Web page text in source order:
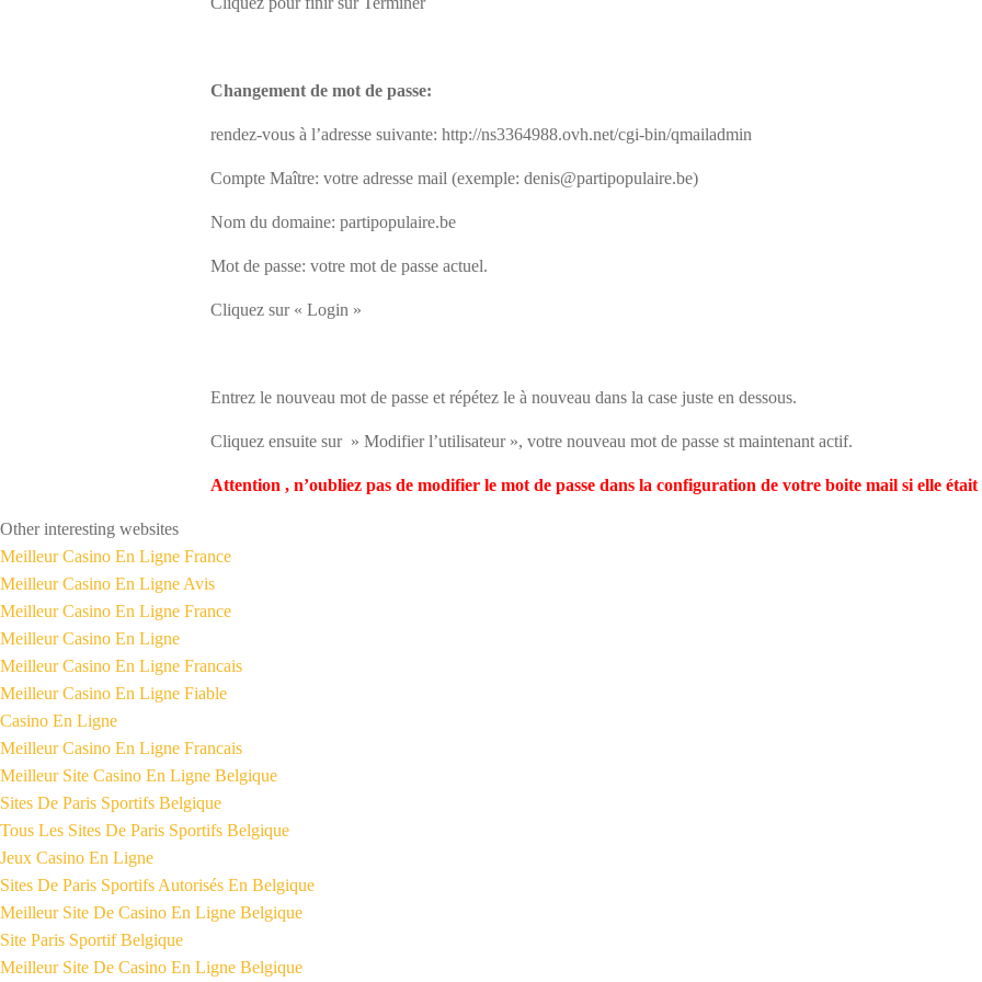
Changement de mot de passe:
rendez-vous à l’adresse suivante: http://ns3364988.ovh.net/cgi-bin/qmailadmin
Compte Maître: votre adresse mail (exemple: denis@partipopulaire.be)
Nom du domaine: partipopulaire.be
Mot de passe: votre mot de passe actuel.
Cliquez sur « Login »
Entrez le nouveau mot de passe et répétez le à nouveau dans la case juste en dessous.
Cliquez ensuite sur » Modifier l’utilisateur », votre nouveau mot de passe st maintenant actif.
Attention , n’oubliez pas de modifier le mot de passe dans la configuration de votre boite mail si elle
Other interesting websites
Meilleur Casino En Ligne France
Meilleur Casino En Ligne Avis
Meilleur Casino En Ligne France
Meilleur Casino En Ligne
Meilleur Casino En Ligne Francais
Meilleur Casino En Ligne Fiable
Casino En Ligne
Meilleur Casino En Ligne Francais
Meilleur Site Casino En Ligne Belgique
Sites De Paris Sportifs Belgique
Tous Les Sites De Paris Sportifs Belgique
Jeux Casino En Ligne
Sites De Paris Sportifs Autorisés En Belgique
Meilleur Site De Casino En Ligne Belgique
Site Paris Sportif Belgique
Meilleur Site De Casino En Ligne Belgique